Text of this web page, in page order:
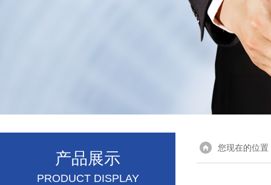
产品展示
PRODUCT DISPLAY
您现在的位置